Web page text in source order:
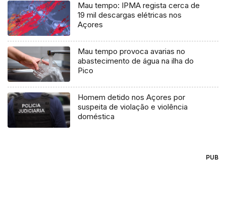
Mau tempo: IPMA regista cerca de
19 mil descargas elétricas nos
Açores
Mau tempo provoca avarias no
abastecimento de água na ilha do
Pico
Homem detido nos Açores por
suspeita de violação e violência
doméstica
PUB